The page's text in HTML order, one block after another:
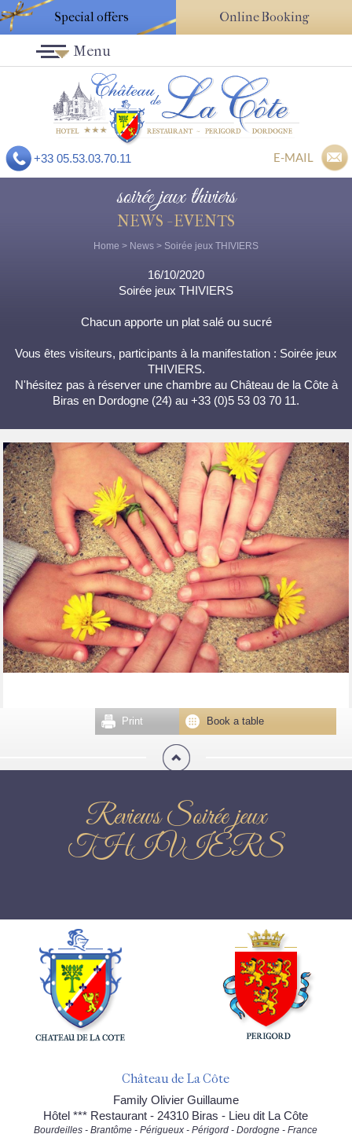
Special offers Online Booking
+33 05.53.03.70.11 E-MAIL
Menu
soirée jeux thiviers
NEWS - EVENTS
Home > News > Soirée jeux THIVIERS
16/10/2020
Soirée jeux THIVIERS
Chacun apporte un plat salé ou sucré
Vous êtes visiteurs, participants à la manifestation : Soirée jeux
THIVIERS.
N'hésitez pas à réserver une chambre au Château de la Côte à
Biras en Dordogne (24) au +33 (0)5 53 03 70 11.
Book a table
Print
Reviews Soirée jeux
THIVIERS
Château de La Côte
Family Olivier Guillaume
Hôtel *** Restaurant - 24310 Biras - Lieu dit La Côte
Bourdeilles - Brantôme - Périgueux - Périgord - Dordogne - France